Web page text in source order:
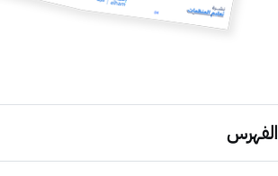
الفهرس
الذكاء الاصطناعي في خدمة التعليم والتطوير